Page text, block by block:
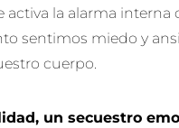
activa la alarma interna
sentimos miedo y
cuerpo.
un secuestro